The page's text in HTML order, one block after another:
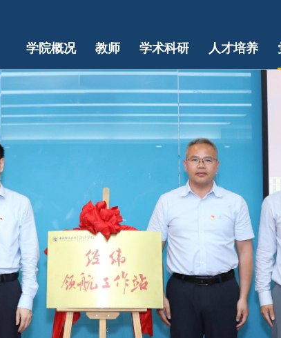
学院概况 教师 学术科研 人才培养